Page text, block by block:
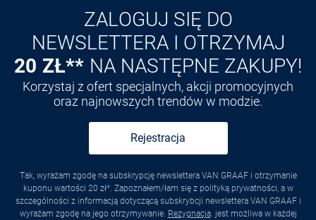
ZALOGUJ SIĘ DO
NEWSLETTERA I OTRZYMAJ
20 ZŁ** NA NASTĘPNE ZAKUPY!
Korzystaj z ofert specjalnych, akcji promocyjnych
oraz najnowszych trendów w modzie.
Rejestracja
Tak, wyrażam zgodę na subskrypcję newslettera VAN GRAAF i otrzymanie
kuponu wartości 20 zł*. Zapoznałem/łam się z polityką prywatności, a w
szczególności z informacją dotyczącą subskrybcji newslettera VAN GRAAF i
wyrażam zgodę na jego otrzymywanie. Rezygnacja. jest możliwa w każdej